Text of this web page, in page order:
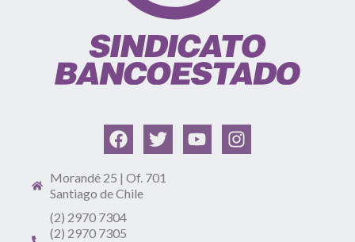
Morandé 25 | Of. 701
Santiago de Chile
(2) 2970 7304
(2) 2970 7305